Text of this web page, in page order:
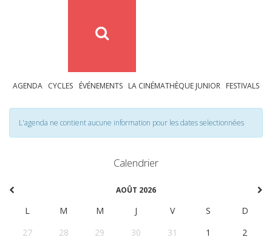
AGENDA CYCLES ÉVÉNEMENTS LA CINÉMATHÈQUE JUNIOR FESTIVALS
L'agenda ne contient aucune information pour les dates selectionnées
Calendrier
AOÛT 2026
L M M J V S
D
27
28 29 30 31 1
2